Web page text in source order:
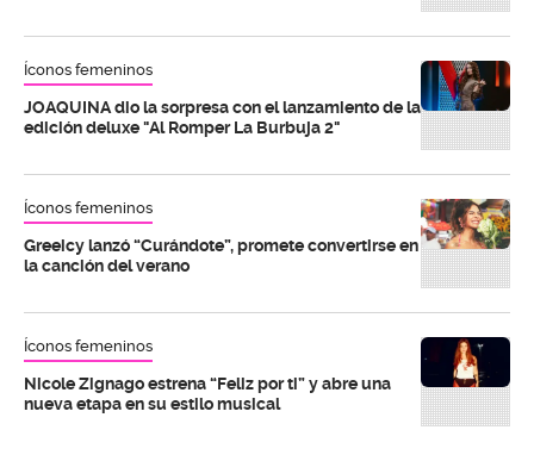
Íconos femeninos
JOAQUINA dio la sorpresa con el lanzamiento de la
edición deluxe "Al Romper La Burbuja 2"
Íconos femeninos
Greeicy lanzó “Curándote”, promete convertirse en
la canción del verano
Íconos femeninos
Nicole Zignago estrena “Feliz por ti” y abre una
nueva etapa en su estilo musical